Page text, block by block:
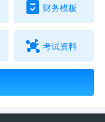
财务模板
考试资料